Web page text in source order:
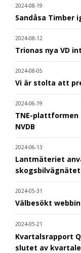
2024-08-19
Sandåsa Timber
2024-08-12
Trionas nya VD
2024-08-05
Vi är stolta att
2024-06-19
TNE-
NVDB
2024-06-13
Lantmäteriet
skogsbilvägnätet
2024-05-31
Välbesökt
2024-05-21
Kvartalsrapport
slutet av